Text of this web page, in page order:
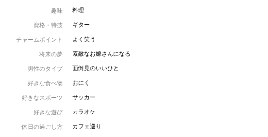
趣味 料理
資格・特技 ギター
チャームポイント よく笑う
将来の夢 素敵なお嫁さんになる
男性のタイプ 面倒見のいいひと
好きな食べ物 おにく
好きなスポーツ サッカー
好きな遊び カラオケ
休日の過ごし方 カフェ巡り